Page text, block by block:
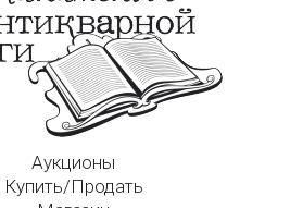
Аукционы
Купить/Продать